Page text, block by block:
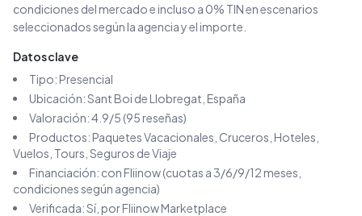
condiciones del mercado e incluso a 0% TIN en escenarios
seleccionados según la agencia y el importe.
Datos clave
Tipo:Presencial
Ubicación:Sant Boi de Llobregat , España
Valoración:4.9/5 (95reseñas)
Productos:Paquetes Vacacionales, Cruceros, Hoteles,
Vuelos, Tours, Seguros de Viaje
Financiación: con Fliinow (cuotas a 3/6/9/12 meses,
condiciones según agencia)
Verificada: Sí, por Fliinow Marketplace